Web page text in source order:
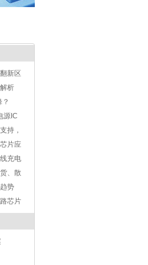
新区
析
源IC
持，
片应
充电
、散
势
芯片